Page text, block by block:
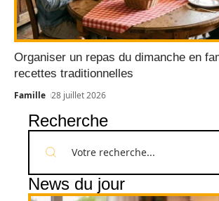
Organiser un repas du dimanche en
recettes traditionnelles
Famille 28 juillet 2026
Recherche
News du jour